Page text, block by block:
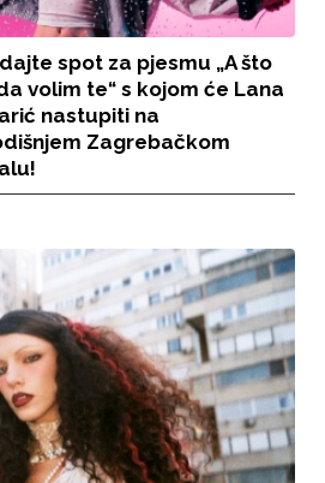
spot za pjesmu „A što
volim te“ s kojom će Lana
nastupiti na
Zagrebačkom